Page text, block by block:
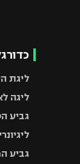
ליגת
ליגה
גביע
גביע